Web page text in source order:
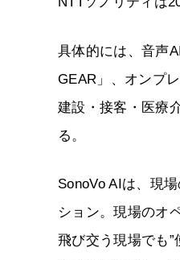
具体的には、音声
GEAR」、オンプ
建設・接客・医療
る。
SonoVo AIは、現
ション。現場のオ
飛び交う現場でも